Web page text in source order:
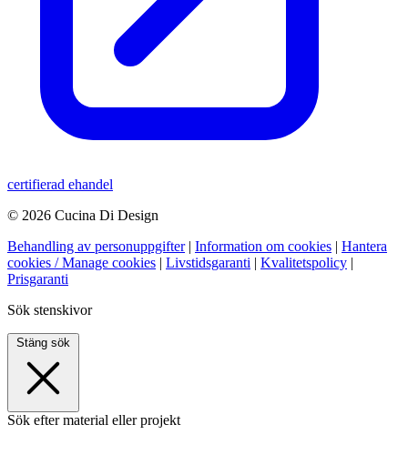
certifierad ehandel
© 2026 Cucina Di Design
Behandling av personuppgifter | Information om cookies | Hantera
cookies / Manage cookies | Livstidsgaranti | Kvalitetspolicy |
Prisgaranti
Sök stenskivor
Stäng sök
Sök efter material eller projekt